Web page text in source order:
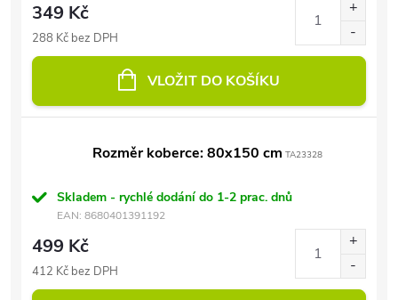
349 Kč
288 Kč bez DPH
VLOŽIT DO KOŠÍKU
Rozměr koberce: 80x150 cm TA23328
Skladem - rychlé dodání do 1-2 prac. dnů
EAN: 8680401391192
499 Kč
412 Kč bez DPH